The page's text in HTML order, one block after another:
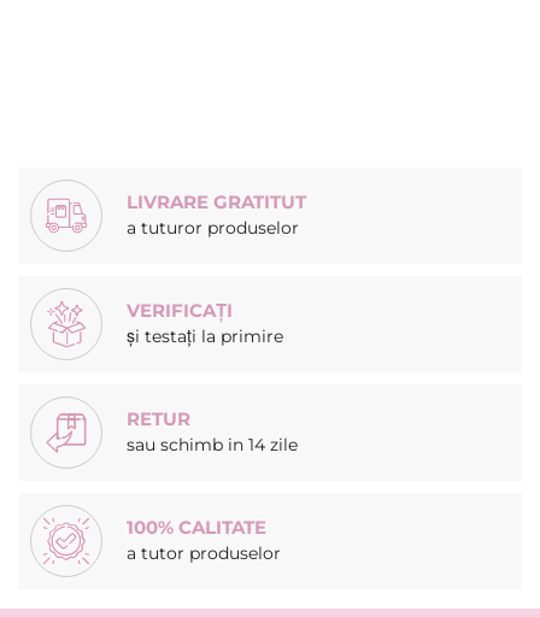
LIVRARE GRATITUT
a tuturor produselor
VERIFICAȚI
și testați la primire
RETUR
sau schimb in 14 zile
100% CALITATE
a tutor produselor